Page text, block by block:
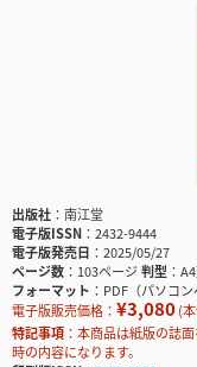
出版社
南江堂
電子版ISSN
2432-9444
電子版発売日
2025/05/27
ページ数
103ページ判型
フォーマット
PDF（パソコン
電子版販売価格： ¥3,080(
特記事項
本商品は紙版の誌
時の内容になります。